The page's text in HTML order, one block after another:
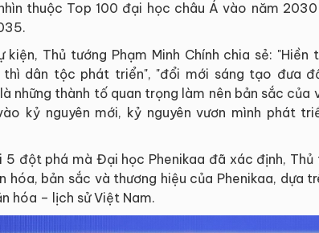
thuộc Top 100 đại học châu Á vào năm
kiện, Thủ tướng Phạm Minh Chính chia sẻ:
thì dân tộc phát triển", "đổi mới sáng tạo đưa
những thành tố quan trọng làm nên bản sắc của
kỷ nguyên mới, kỷ nguyên vươn mình phát
5 đột phá mà Đại học Phenikaa đã xác định,
hóa, bản sắc và thương hiệu của Phenikaa, dựa
hóa – lịch sử Việt Nam.